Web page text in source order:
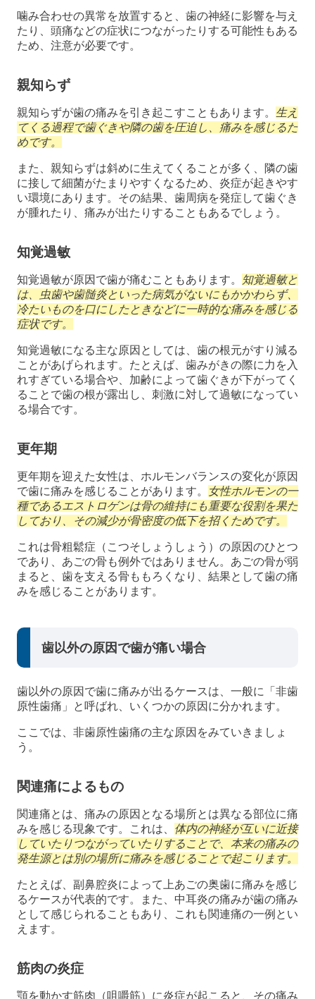
噛み合わせの異常を放置すると、歯の神経に影響を与え
たり、頭痛などの症状につながったりする可能性もある
ため、注意が必要です。
親知らず
親知らずが歯の痛みを引き起こすこともあります。 生え
てくる過程で歯ぐきや隣の歯を圧迫し、痛みを感じるた
めです。
また、親知らずは斜めに生えてくることが多く、隣の歯
に接して細菌がたまりやすくなるため、炎症が起きやす
い環境にあります。その結果、歯周病を発症して歯ぐき
が腫れたり、痛みが出たりすることもあるでしょう。
知覚過敏
知覚過敏が原因で歯が痛むこともあります。
知覚過敏と
は、虫歯や歯髄炎といった病気がないにもかかわらず、
冷たいものを口にしたときなどに一時的な痛みを感じる
症状です。
知覚過敏になる主な原因としては、歯の根元がすり減る
ことがあげられます。たとえば、歯みがきの際に力を入
れすぎている場合や、加齢によって歯ぐきが下がってく
ることで歯の根が露出し、刺激に対して過敏になってい
る場合です。
更年期
更年期を迎えた女性は、ホルモンバランスの変化が原因
で歯に痛みを感じることがあります。
女性ホルモンの一
種であるエストロゲンは骨の維持にも重要な役割を果た
しており、その減少が骨密度の低下を招くためです。
これは骨粗鬆症（こつそしょうしょう）の原因のひとつ
であり、あごの骨も例外ではありません。あごの骨が弱
まると、歯を支える骨ももろくなり、結果として歯の痛
みを感じることがあります。
歯以外の原因で歯が痛い場合
歯以外の原因で歯に痛みが出るケースは、一般に「非歯
原性歯痛」と呼ばれ、いくつかの原因に分かれます。
ここでは、非歯原性歯痛の主な原因をみていきましょ
う。
関連痛によるもの
関連痛とは、痛みの原因となる場所とは異なる部位に痛
みを感じる現象です。これは、 体内の神経が互いに近接
していたりつながっていたりすることで、本来の痛みの
発生源とは別の場所に痛みを感じることで起こります。
たとえば、副鼻腔炎によって上あごの奥歯に痛みを感じ
るケースが代表的です。また、中耳炎の痛みが歯の痛み
として感じられることもあり、これも関連痛の一例とい
えます。
筋肉の炎症
顎を動かす筋肉（咀嚼筋）に炎症が起こると、その痛み